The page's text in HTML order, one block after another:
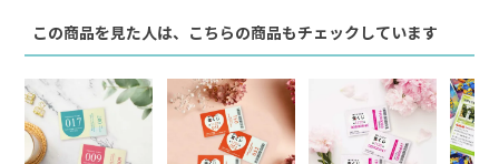
この商品を見た人は、こちらの商品もチェックしています